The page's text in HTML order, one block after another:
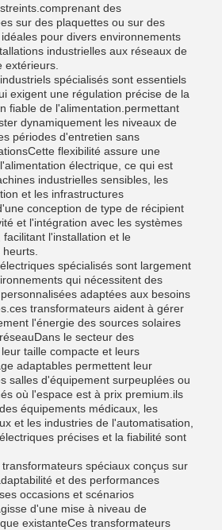
des
sur des plaquettes ou sur des
pour divers environnements
industrielles aux réseaux de
extérieurs.
spécialisés sont essentiels
exigent une régulation précise de la
fiable de l'alimentation.permettant
dynamiquement les niveaux de
périodes d'entretien sans
flexibilité assure une
électrique, ce qui est
industrielles sensibles, les
et les infrastructures
conception de type de récipient
et l'intégration avec les systèmes
l'installation et le
spécialisés sont largement
qui nécessitent des
adaptées aux besoins
transformateurs aident à gérer
l'énergie des sources solaires
le secteur des
taille compacte et leurs
adaptables permettent leur
salles d'équipement surpeuplées ou
où l'espace est à prix premium.ils
équipements médicaux, les
et les industries de l'automatisation,
précises et la fiabilité sont
spéciaux conçus sur
et des performances
occasions et scénarios
d'une mise à niveau de
existanteCes transformateurs